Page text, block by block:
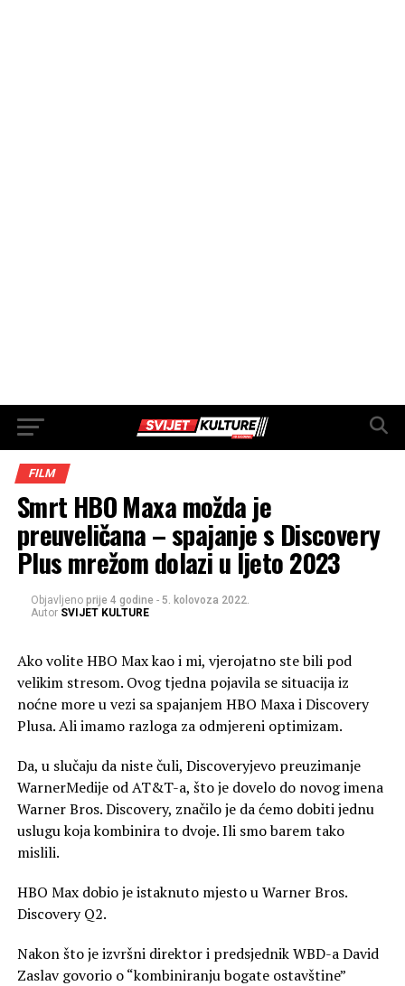
FILM
Smrt HBO Maxa možda je
preuveličana – spajanje s Discovery
Plus mrežom dolazi u ljeto 2023
Objavljeno prije 4 godine - 5. kolovoza 2022.
Autor SVIJET KULTURE
Ako volite HBO Max kao i mi, vjerojatno ste bili pod
velikim stresom. Ovog tjedna pojavila se situacija iz
noćne more u vezi sa spajanjem HBO Maxa i Discovery
Plusa. Ali imamo razloga za odmjereni optimizam.
Da, u slučaju da niste čuli, Discoveryjevo preuzimanje
WarnerMedije od AT&T-a, što je dovelo do novog imena
Warner Bros. Discovery, značilo je da ćemo dobiti jednu
uslugu koja kombinira to dvoje. Ili smo barem tako
mislili.
HBO Max dobio je istaknuto mjesto u Warner Bros.
Discovery Q2.
Nakon što je izvršni direktor i predsjednik WBD-a David
Zaslav govorio o “kombiniranju bogate ostavštine”